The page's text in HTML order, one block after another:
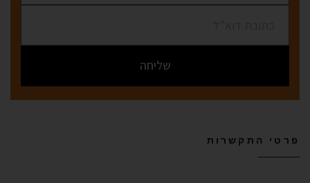
שליחה
פרטי התקשרות